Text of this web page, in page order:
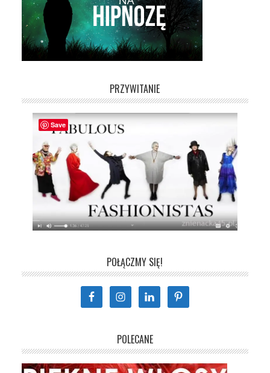
PRZYWITANIE
POŁĄCZMY SIĘ!
POLECANE
Save